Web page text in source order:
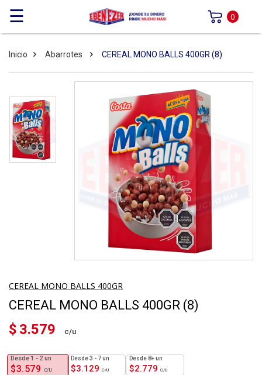
☰ 0
Inicio Abarrotes CEREAL MONO BALLS 400GR (8)
CEREAL MONO BALLS 400GR
CEREAL MONO BALLS 400GR (8)
$ 3.579
$3.579
1 - 2 un
$3.129
3 - 7 un
$2.779
8+ un